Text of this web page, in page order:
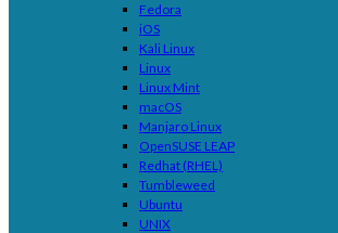
Fedora
iOS
Kali Linux
Linux
Linux Mint
macOS
Manjaro Linux
OpenSUSE LEAP
Redhat (RHEL)
Tumbleweed
Ubuntu
UNIX